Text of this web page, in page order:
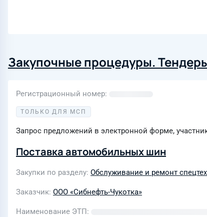
Закупочные процедуры.
Регистрационный номер
ТОЛЬКО ДЛЯ МСП
Запрос предложений в электронной форме,
Поставка автомобильных шин
Закупки по разделу Обслуживание и ремонт
Заказчик ООО «Сибнефть-Чукотка»
Наименование ЭТП